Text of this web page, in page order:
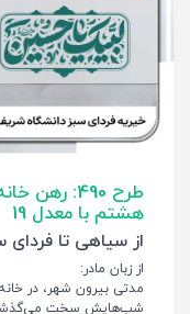
هشتم با معدل 19
از سیاهی تا فردای
از زبان مادر:
مدتی بیرون شهر، در
شب‌هایش سخت می‌گذشت